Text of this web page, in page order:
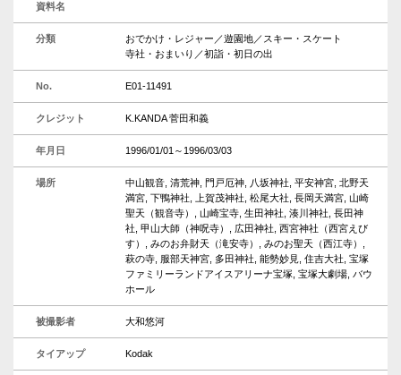
資料名
分類
おでかけ・レジャー／遊園地／スキー・スケート
寺社・おまいり／初詣・初日の出
No. E01-11491
クレジット K.KANDA 菅田和義
年月日 1996/01/01～1996/03/03
場所
中山観音, 清荒神, 門戸厄神, 八坂神社, 平安神宮, 北野天
満宮, 下鴨神社, 上賀茂神社, 松尾大社, 長岡天満宮, 山崎
聖天（観音寺）, 山崎宝寺, 生田神社, 湊川神社, 長田神
社, 甲山大師（神呪寺）, 広田神社, 西宮神社（西宮えび
す）, みのお弁財天（滝安寺）, みのお聖天（西江寺）,
萩の寺, 服部天神宮, 多田神社, 能勢妙見, 住吉大社, 宝塚
ファミリーランドアイスアリーナ宝塚, 宝塚大劇場, バウ
ホール
被撮影者 大和悠河
タイアップ Kodak